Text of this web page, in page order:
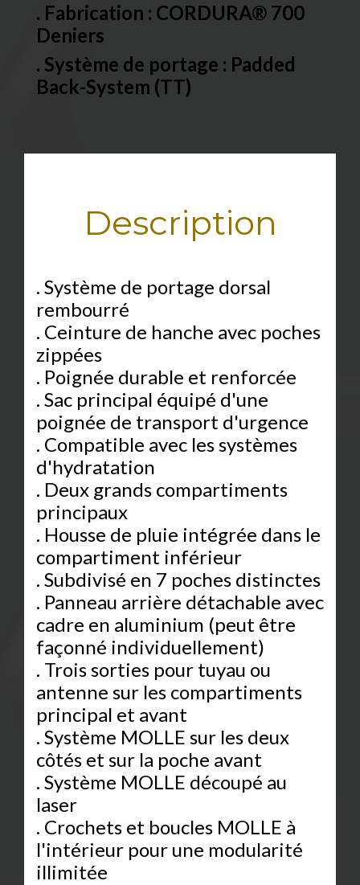
. Fabrication : CORDURA® 700
Deniers
. Système de portage : Padded
Back-System (TT)
Description
. Système de portage dorsal
rembourré
. Ceinture de hanche avec poches
zippées
. Poignée durable et renforcée
. Sac principal équipé d'une
poignée de transport d'urgence
. Compatible avec les systèmes
d'hydratation
. Deux grands compartiments
principaux
. Housse de pluie intégrée dans le
compartiment inférieur
. Subdivisé en 7 poches distinctes
. Panneau arrière détachable avec
cadre en aluminium (peut être
façonné individuellement)
. Trois sorties pour tuyau ou
antenne sur les compartiments
principal et avant
. Système MOLLE sur les deux
côtés et sur la poche avant
. Système MOLLE découpé au
laser
. Crochets et boucles MOLLE à
l'intérieur pour une modularité
illimitée